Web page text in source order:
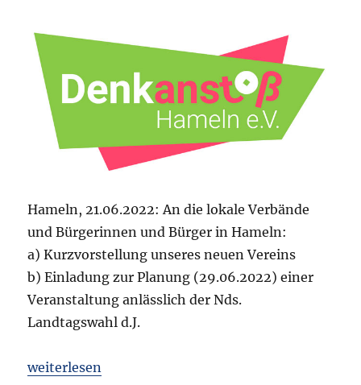
Hameln, 21.06.2022: An die lokale Verbände
und Bürgerinnen und Bürger in Hameln:
a) Kurzvorstellung unseres neuen Vereins
b) Einladung zur Planung (29.06.2022) einer
Veranstaltung anlässlich der Nds.
Landtagswahl d.J.
„Infobrief Nr. 1 – Vereinsgründung Denkanstoß
weiterlesen